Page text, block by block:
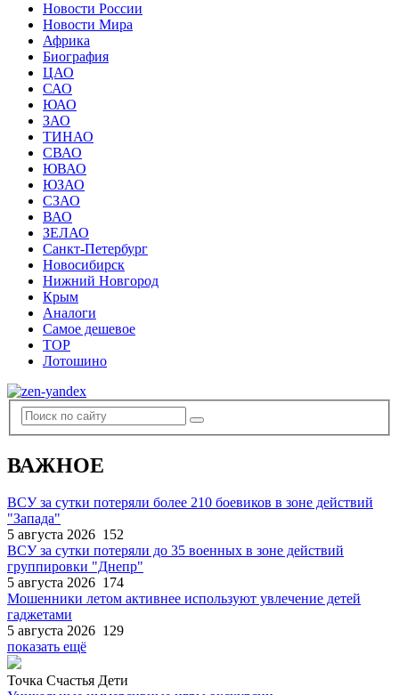
Новости России
Новости Мира
Африка
Биография
ЦАО
САО
ЮАО
ЗАО
ТИНАО
СВАО
ЮВАО
ЮЗАО
СЗАО
ВАО
ЗЕЛАО
Санкт-Петербург
Новосибирск
Нижний Новгород
Крым
Аналоги
Самое дешевое
TOP
Лотошино
ВАЖНОЕ
ВСУ за сутки потеряли более 210 боевиков в зоне действий
"Запада"
5 августа 2026 152
ВСУ за сутки потеряли до 35 военных в зоне действий
группировки "Днепр"
5 августа 2026 174
Мошенники летом активнее используют увлечение детей
гаджетами
5 августа 2026 129
показать ещё
Точка Счастья Дети